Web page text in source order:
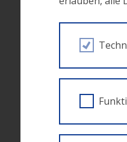
11:15-11:45
11:45-12:15